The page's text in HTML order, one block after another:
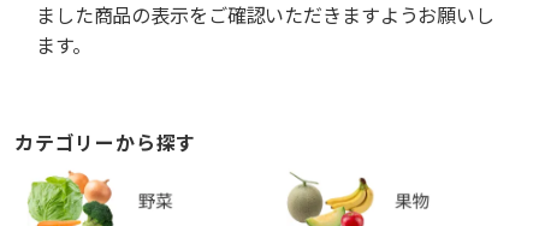
ました商品の表示をご確認いただきますようお願いし
ます。
カテゴリーから探す